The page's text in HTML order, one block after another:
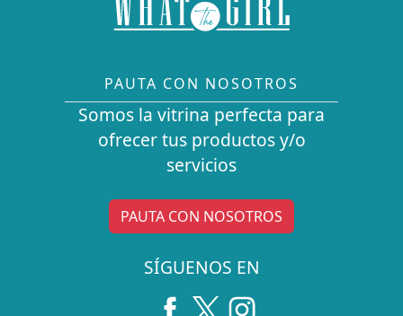
PAUTA CON NOSOTROS
Somos la vitrina perfecta para
ofrecer tus productos y/o
servicios
PAUTA CON NOSOTROS
SÍGUENOS EN